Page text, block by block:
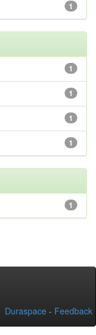
1
1
1
1
1
1
Duraspace - Feedback